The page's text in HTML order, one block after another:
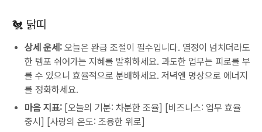
🐔 닭띠
상세 운세: 오늘은 완급 조절이 필수입니다. 열정이 넘치더라도
한 템포 쉬어가는 지혜를 발휘하세요. 과도한 업무는 피로를 부
를 수 있으니 효율적으로 분배하세요. 저녁엔 명상으로 에너지
를 정화하세요.
마음 지표: [오늘의 기분: 차분한 조율] [비즈니스: 업무 효율
중시] [사랑의 온도: 조용한 위로]